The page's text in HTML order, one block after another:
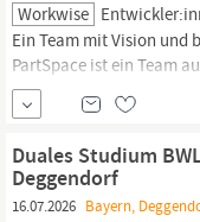
Workwise
Ein Team mit Vision und
PartSpace ist ein Team
Leidenschaft,
arbeiten, die industrielle
Duales Studium
Deggendorf
16.07.2026 Bayern,